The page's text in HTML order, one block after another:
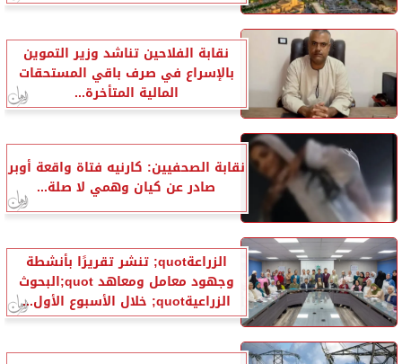
نقابة الفلاحين تناشد وزير التموين
بالإسراع في صرف باقي المستحقات
المالية المتأخرة...
نقابة الصحفيين: كارنيه فتاة واقعة أوبر
صادر عن كيان وهمي لا صلة...
الزراعةquot; تنشر تقريرًا بأنشطة
وجهود معامل ومعاهد quot;البحوث
الزراعيةquot; خلال الأسبوع الأول...